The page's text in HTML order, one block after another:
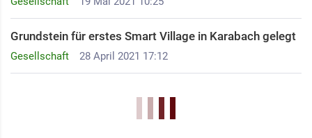
Gesellschaft 28 April 2021 17:12
Grundstein für erstes Smart Village in Karabach gelegt